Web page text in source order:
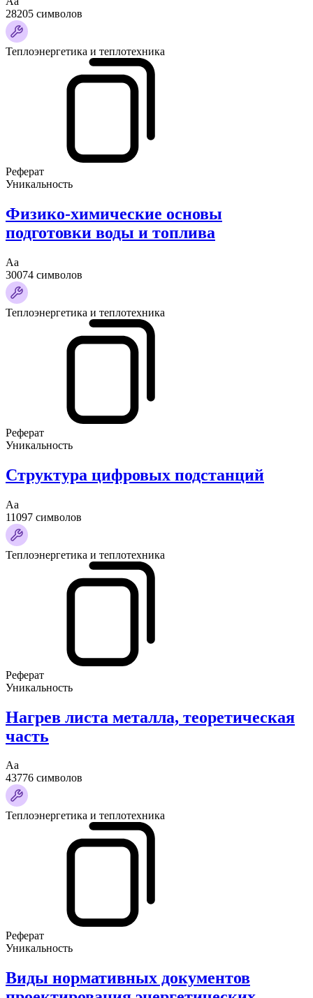
28205 символов
Теплоэнергетика и теплотехника
Реферат
Уникальность
Физико-химические основы
подготовки воды и топлива
Аа
30074 символов
Теплоэнергетика и теплотехника
Реферат
Уникальность
Структура цифровых подстанций
Аа
11097 символов
Теплоэнергетика и теплотехника
Реферат
Уникальность
Нагрев листа металла, теоретическая
часть
Аа
43776 символов
Теплоэнергетика и теплотехника
Реферат
Уникальность
Виды нормативных документов